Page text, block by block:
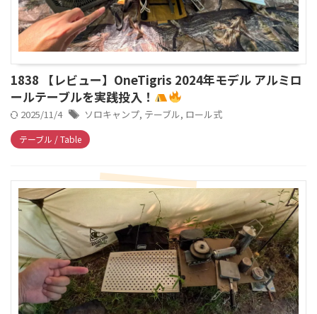
1838 【レビュー】OneTigris 2024年モデル アルミロ
ールテーブルを実践投入！
2025/11/4 ソロキャンプ, テーブル, ロール式
テーブル / Table